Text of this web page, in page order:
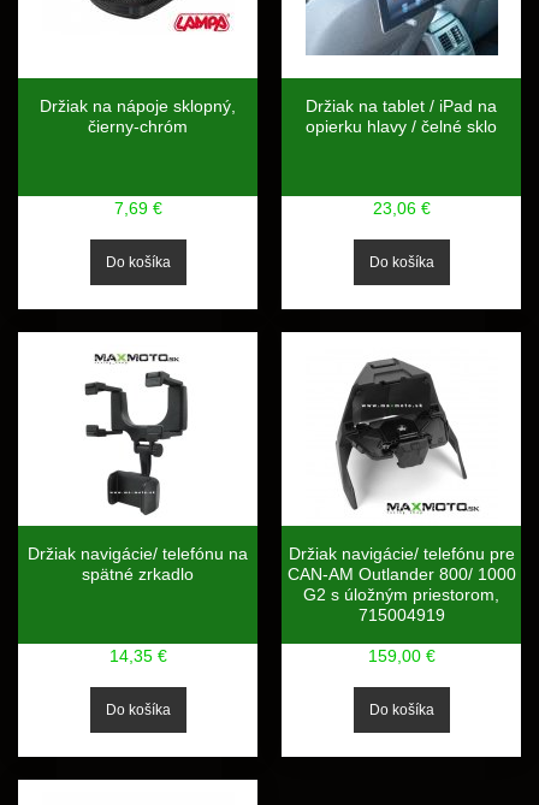
Držiak na nápoje sklopný,
čierny-chróm
7,69 €
Držiak na tablet / iPad na
opierku hlavy / čelné sklo
23,06 €
Držiak navigácie/ telefónu na
spätné zrkadlo
14,35 €
Držiak navigácie/ telefónu pre
CAN-AM Outlander 800/ 1000
G2 s úložným priestorom,
715004919
159,00 €